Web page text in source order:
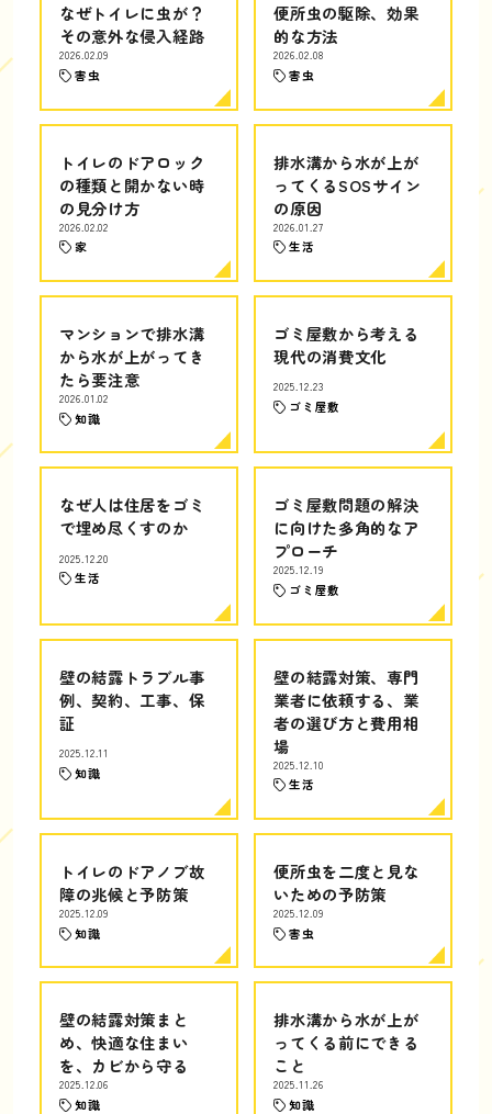
なぜトイレに虫が？
その意外な侵入経路
2026.02.09
害虫
便所虫の駆除、効果
的な方法
2026.02.08
害虫
トイレのドアロック
の種類と開かない時
の見分け方
2026.02.02
家
排水溝から水が上が
ってくるSOSサイン
の原因
2026.01.27
生活
マンションで排水溝
から水が上がってき
たら要注意
2026.01.02
知識
ゴミ屋敷から考える
現代の消費文化
2025.12.23
ゴミ屋敷
なぜ人は住居をゴミ
で埋め尽くすのか
2025.12.20
生活
ゴミ屋敷問題の解決
に向けた多角的なア
プローチ
2025.12.19
ゴミ屋敷
壁の結露トラブル事
例、契約、工事、保
証
2025.12.11
知識
壁の結露対策、専門
業者に依頼する、業
者の選び方と費用相
場
2025.12.10
生活
トイレのドアノブ故
障の兆候と予防策
2025.12.09
知識
便所虫を二度と見な
いための予防策
2025.12.09
害虫
壁の結露対策まと
め、快適な住まい
を、カビから守る
2025.12.06
知識
排水溝から水が上が
ってくる前にできる
こと
2025.11.26
知識